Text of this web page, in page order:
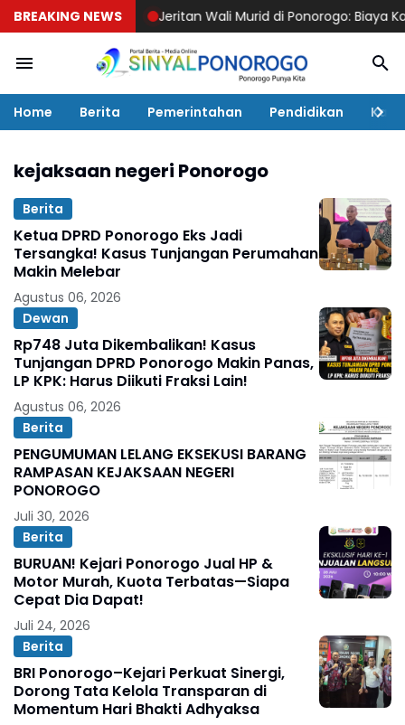
BREAKING NEWSJeritan Wali Murid di Ponorogo: Biaya
Home Berita Pemerintahan Pendidikan
kejaksaan negeri Ponorogo
Berita
Ketua DPRD Ponorogo Eks Jadi
Tersangka! Kasus Tunjangan Perumahan
Makin Melebar
Agustus 06, 2026
Dewan
Rp748 Juta Dikembalikan! Kasus
Tunjangan DPRD Ponorogo Makin Panas,
LP KPK: Harus Diikuti Fraksi Lain!
Agustus 06, 2026
Berita
PENGUMUMAN LELANG EKSEKUSI BARANG
RAMPASAN KEJAKSAAN NEGERI
PONOROGO
Juli 30, 2026
Berita
BURUAN! Kejari Ponorogo Jual HP &
Motor Murah, Kuota Terbatas—Siapa
Cepat Dia Dapat!
Juli 24, 2026
Berita
BRI Ponorogo–Kejari Perkuat Sinergi,
Dorong Tata Kelola Transparan di
Momentum Hari Bhakti Adhyaksa